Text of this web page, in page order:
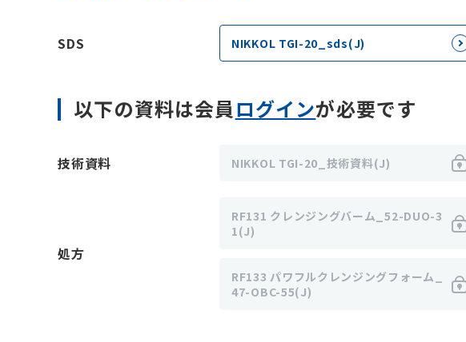
SDS NIKKOL TGI-20_sds(J)
以下の資料は会員ログインが必要です
技術資料 NIKKOL TGI-20_技術資料(J)
処方
RF131 クレンジングバーム_52-DUO-3
1(J)
RF133 パワフルクレンジングフォーム_
47-OBC-55(J)